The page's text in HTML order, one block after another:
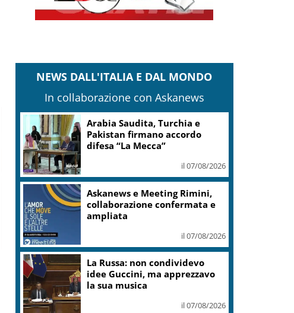
NEWS DALL'ITALIA E DAL MONDO
In collaborazione con Askanews
Arabia Saudita, Turchia e
Pakistan firmano accordo
difesa “La Mecca”
il 07/08/2026
Askanews e Meeting Rimini,
collaborazione confermata e
ampliata
il 07/08/2026
La Russa: non condividevo
idee Guccini, ma apprezzavo
la sua musica
il 07/08/2026